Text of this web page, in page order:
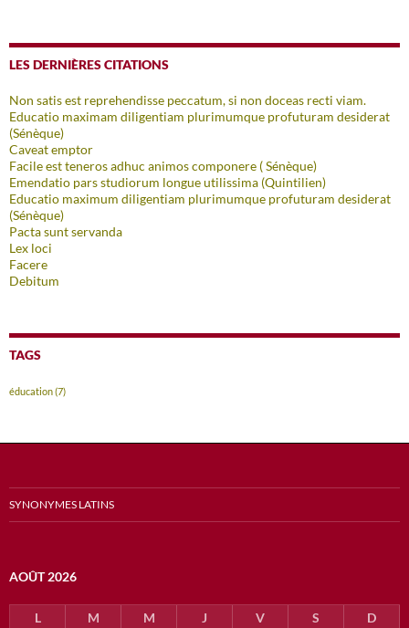
LES DERNIÈRES CITATIONS
Non satis est reprehendisse peccatum, si non doceas recti viam.
Educatio maximam diligentiam plurimumque profuturam desiderat
(Sénèque)
Caveat emptor
Facile est teneros adhuc animos componere ( Sénèque)
Emendatio pars studiorum longue utilissima (Quintilien)
Educatio maximum diligentiam plurimumque profuturam desiderat
(Sénèque)
Pacta sunt servanda
Lex loci
Facere
Debitum
TAGS
éducation(7)
SYNONYMES LATINS
AOÛT 2026
L M M J V S D